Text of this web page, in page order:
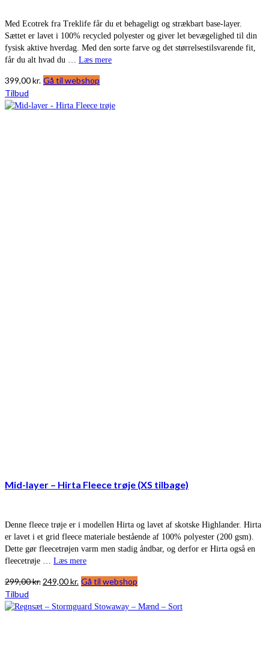
Med Ecotrek fra Treklife får du et behageligt og strækbart base-layer.
Sættet er lavet i 100% recycled polyester og giver let bevægelighed til din
fysisk aktive hverdag. Med den sorte farve og det størrelsestilsvarende fit,
får du alt hvad du … Læs mere
399,00kr. Gå til webshop
Tilbud
Mid-layer – Hirta Fleece trøje (XS tilbage)
Denne fleece trøje er i modellen Hirta og lavet af skotske Highlander. Hirta
er lavet i et grid fleece materiale bestående af 100% polyester (200 gsm).
Dette gør fleecetrøjen varm men stadig åndbar, og derfor er Hirta også en
fleecetrøje … Læs mere
299,00kr. Den
pris
249,00kr. Den
pris
Gå til webshop
Tilbud